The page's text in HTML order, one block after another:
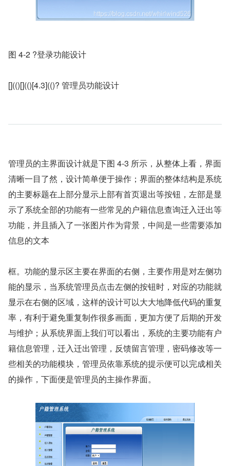
图 4-2 ?登录功能设计
[](()[](()[4.3](()? 管理员功能设计
管理员的主界面设计就是下图 4-3 所示，从整体上看，界面
清晰一目了然，设计简单便于操作；界面的整体结构是系统
的主要标题在上部分显示上部有首页退出等按钮，左部是显
示了系统全部的功能有一些常见的户籍信息查询迁入迁出等
功能，并且插入了一张图片作为背景，中间是一些需要添加
信息的文本
框。功能的显示区主要在界面的右侧，主要作用是对左侧功
能的显示，当系统管理员点击左侧的按钮时，对应的功能就
显示在右侧的区域，这样的设计可以大大地降低代码的重复
率，有利于避免重复制作很多画面，更加方便了后期的开发
与维护；从系统界面上我们可以看出，系统的主要功能有户
籍信息管理，迁入迁出管理，反馈留言管理，密码修改等一
些相关的功能模块，管理员依靠系统的提示便可以完成相关
的操作，下面便是管理员的主操作界面。